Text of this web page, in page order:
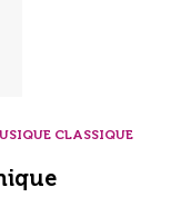
CLASSIQUE